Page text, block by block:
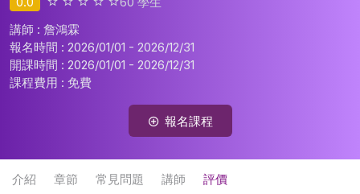
講師 : 詹鴻霖
報名時間 : 2026/01/01 - 2026/12/31
開課時間 : 2026/01/01 - 2026/12/31
課程費用 : 免費
報名課程
介紹 章節 常見問題 講師 評價